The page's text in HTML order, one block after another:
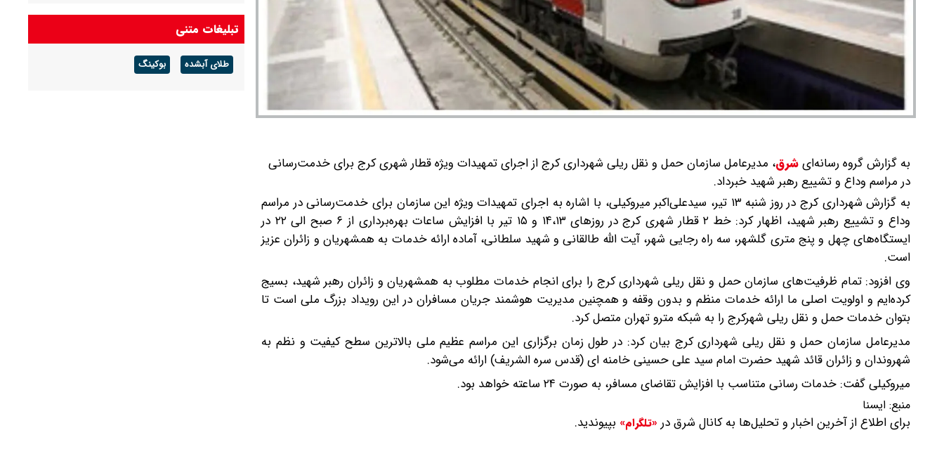
به گزارش گروه رسانه‌ایشرق، مدیرعامل سازمان حمل و نقل ریلی شهرداری کرج از اجرای تمهیدات ویژه قطار شهری کرج برای خدمت‌رسانی
در مراسم وداع و تشییع رهبر شهید خبرداد.
به گزارش شهرداری کرج در روز شنبه ۱۳ تیر، سیدعلی‌اکبر میروکیلی، با اشاره به اجرای تمهیدات ویژه این سازمان برای خدمت‌رسانی در مراسم
وداع و تشییع رهبر شهید، اظهار کرد: خط ۲ قطار شهری کرج در روزهای ۱۴،۱۳ و ۱۵ تیر با افزایش ساعات بهره‌برداری از ۶ صبح الی ۲۲ در
ایستگاه‌های چهل و پنج متری گلشهر، سه راه رجایی شهر، آیت الله طالقانی و شهید سلطانی، آماده ارائه خدمات به همشهریان و زائران عزیز
است.
وی افزود: تمام ظرفیت‌های سازمان حمل و نقل ریلی شهرداری کرج را برای انجام خدمات مطلوب به همشهریان و زائران رهبر شهید، بسیج
کرده‌ایم و اولویت اصلی ما ارائه خدمات منظم و بدون وقفه و همچنین مدیریت هوشمند جریان مسافران در این رویداد بزرگ ملی است تا
بتوان خدمات حمل و نقل ریلی شهرکرج را به شبکه مترو تهران متصل کرد.
مدیرعامل سازمان حمل و نقل ریلی شهرداری کرج بیان کرد: در طول زمان برگزاری این مراسم عظیم ملی بالاترین سطح کیفیت و نظم به
شهروندان و زائران قائد شهید حضرت امام سید علی حسینی خامنه ای (قدس سره الشریف) ارائه می‌شود.
میروکیلی گفت: خدمات رسانی متناسب با افزایش تقاضای مسافر، به صورت ۲۴ ساعته خواهد بود.
منبع: ایسنا
برای اطلاع از آخرین اخبار و تحلیل‌ها به کانال شرق در «تلگرام» بپیوندید.
باد و رگبار پراکنده
تبلیغات متنی
طلای آبشده بوکینگ